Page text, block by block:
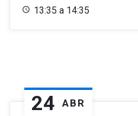
13:35 a 14:35
24 ABR